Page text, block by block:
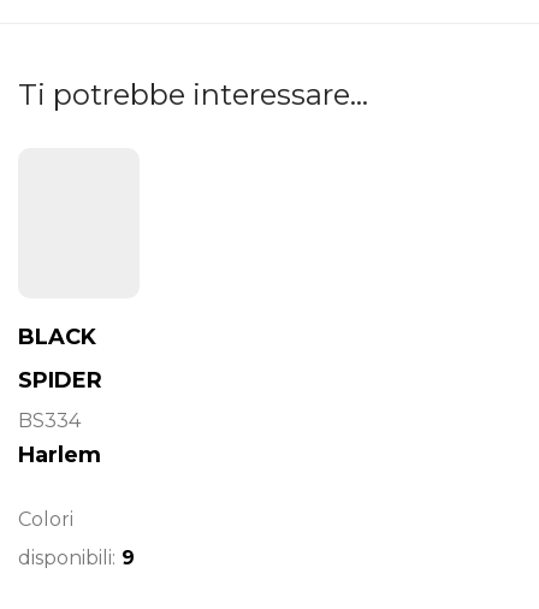
Ti potrebbe interessare…
BLACK
SPIDER
BS334
Harlem
Colori
disponibili: 9